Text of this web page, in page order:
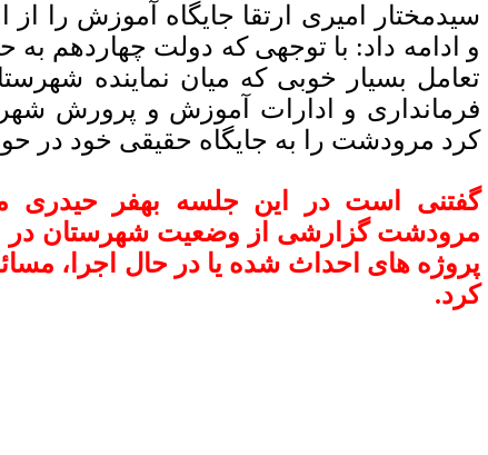
سیدمختار امیری ارتقا جایگاه آموزش را
و ادامه داد: با توجهی که دولت چهاردهم
تعامل بسیار خوبی که میان نماینده
فرمانداری و ادارات آموزش و پرورش
کرد مرودشت را به جایگاه حقیقی خود در
گفتنی است در این جلسه بهفر حیدری
مرودشت گزارشی از وضعیت شهرستان در
پروژه های احداث شده یا در حال اجرا،
کرد.